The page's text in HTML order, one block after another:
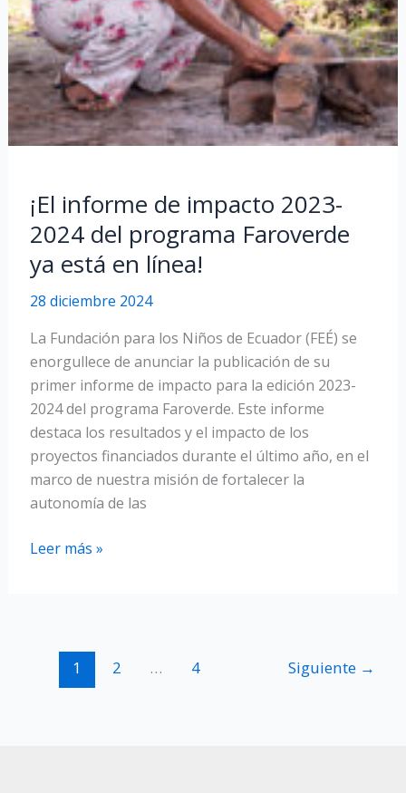
¡El informe de impacto 2023-
2024 del programa Faroverde
ya está en línea!
28 diciembre 2024
La Fundación para los Niños de Ecuador (FEÉ) se
enorgullece de anunciar la publicación de su
primer informe de impacto para la edición 2023-
2024 del programa Faroverde. Este informe
destaca los resultados y el impacto de los
proyectos financiados durante el último año, en el
marco de nuestra misión de fortalecer la
autonomía de las
¡El
Leer más »
1 2 … 4 Siguiente →